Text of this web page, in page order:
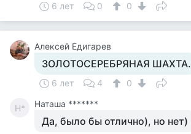
6 лет 0 0
Алексей Едигарев
ЗОЛОТОСЕРЕБРЯНАЯ ШАХТА.
6 лет 4 0
Н* Наташа *******
Да, было бы отлично), но нет)